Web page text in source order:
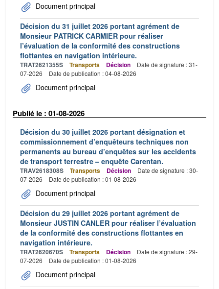
Document principal
Décision du 31 juillet 2026 portant agrément de
Monsieur PATRICK CARMIER pour réaliser
l’évaluation de la conformité des constructions
flottantes en navigation intérieure.
TRAT2621355S Transports Décision
Date de signature : 31-
07-2026
Date de publication : 04-08-2026
Document principal
Publié le : 01-08-2026
Décision du 30 juillet 2026 portant désignation et
commissionnement d’enquêteurs techniques non
permanents au bureau d’enquêtes sur les accidents
de transport terrestre – enquête Carentan.
TRAV2618308S Transports Décision
Date de signature : 30-
07-2026
Date de publication : 01-08-2026
Document principal
Décision du 29 juillet 2026 portant agrément de
Monsieur JUSTIN CANLER pour réaliser l’évaluation
de la conformité des constructions flottantes en
navigation intérieure.
TRAT2620670S Transports Décision
Date de signature : 29-
07-2026
Date de publication : 01-08-2026
Document principal